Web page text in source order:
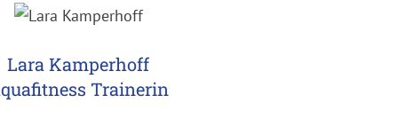
Lara Kamperhoff
Trainerin